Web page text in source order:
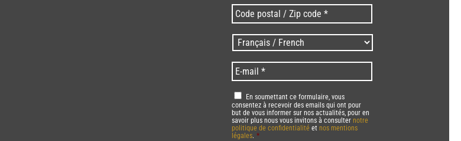
Code
postal
/
Zip
* *
Langues
/
Language *
E-
mail *
RGPD *
En soumettant ce formulaire, vous
consentez à recevoir des emails qui ont pour
but de vous informer sur nos actualités, pour en
savoir plus nous vous invitons à consulternotre
politique de confidentialité etnos mentions
légales. *